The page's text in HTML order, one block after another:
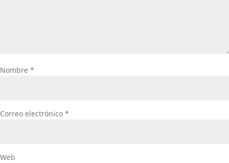
Nombre *
Correo electrónico *
Web